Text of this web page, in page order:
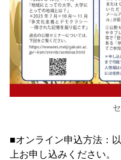
■オンライン申込方法：
上お申し込みください。